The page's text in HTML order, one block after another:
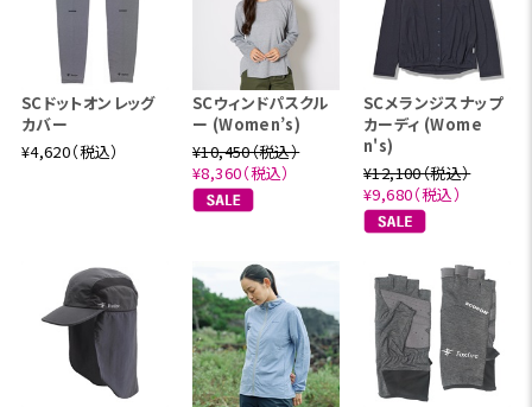
SCドットオンレッグ
カバー
¥4,620（税込）
SCウィンドパスクル
ー (Women’s)
¥10,450（税込）
¥8,360（税込）
SCメランジスナップ
カーディ (Wome
n's)
¥12,100（税込）
¥9,680（税込）